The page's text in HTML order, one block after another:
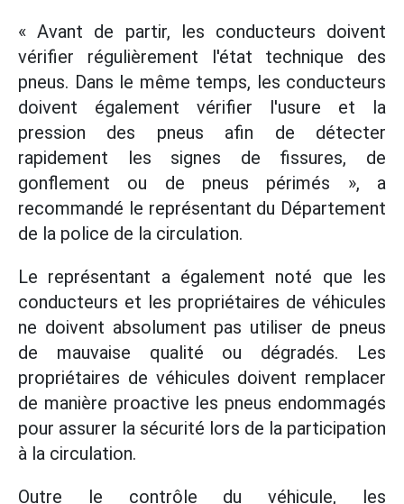
« Avant de partir, les conducteurs doivent
vérifier régulièrement l'état technique des
pneus. Dans le même temps, les conducteurs
doivent également vérifier l'usure et la
pression des pneus afin de détecter
rapidement les signes de fissures, de
gonflement ou de pneus périmés », a
recommandé le représentant du Département
de la police de la circulation.
Le représentant a également noté que les
conducteurs et les propriétaires de véhicules
ne doivent absolument pas utiliser de pneus
de mauvaise qualité ou dégradés. Les
propriétaires de véhicules doivent remplacer
de manière proactive les pneus endommagés
pour assurer la sécurité lors de la participation
à la circulation.
Outre le contrôle du véhicule, les